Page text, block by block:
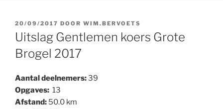
GEPLAATST
OP
20/09/2017 DOOR WIM.BERVOETS
Uitslag Gentlemen koers Grote
Brogel 2017
Aantal deelnemers:39
Opgaves: 13
Afstand: 50.0 km